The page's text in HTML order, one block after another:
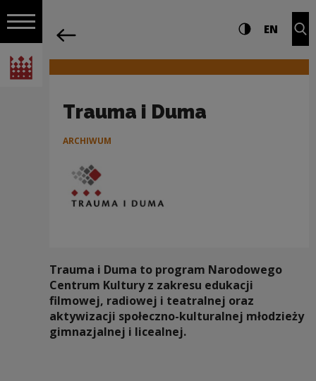
Włącz nawigację
Narodowe Centrum Kultury
Nawigacja Ustawienia i Wysoki
EN
Trauma i Duma
ARCHIWUM
Trauma i Duma to program Narodowego
Centrum Kultury z zakresu edukacji
filmowej, radiowej i teatralnej oraz
aktywizacji społeczno-kulturalnej młodzieży
gimnazjalnej i licealnej.